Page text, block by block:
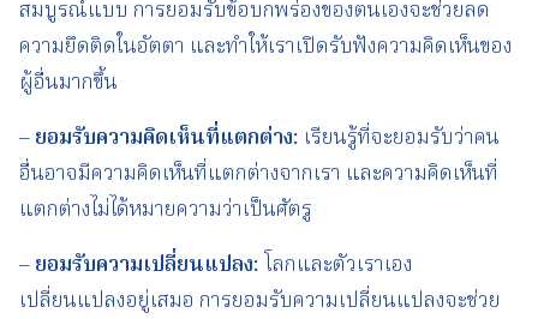
สมบูรณ์แบบ การยอมรับข้อบกพร่องของตนเองจะช่วยลด
ความยึดติดในอัตตา และทำให้เราเปิดรับฟังความคิดเห็นของ
ผู้อื่นมากขึ้น
–ยอมรับความคิดเห็นที่แตกต่าง: เรียนรู้ที่จะยอมรับว่าคน
อื่นอาจมีความคิดเห็นที่แตกต่างจากเรา และความคิดเห็นที่
แตกต่างไม่ได้หมายความว่าเป็นศัตรู
–ยอมรับความเปลี่ยนแปลง: โลกและตัวเราเอง
เปลี่ยนแปลงอยู่เสมอ การยอมรับความเปลี่ยนแปลงจะช่วย